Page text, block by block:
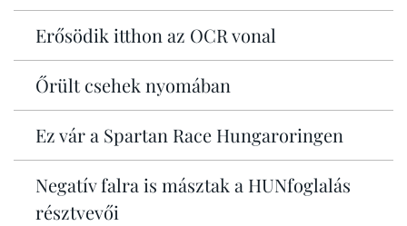
Erősödik itthon az OCR vonal
Őrült csehek nyomában
Ez vár a Spartan Race Hungaroringen
Negatív falra is másztak a HUNfoglalás
résztvevői